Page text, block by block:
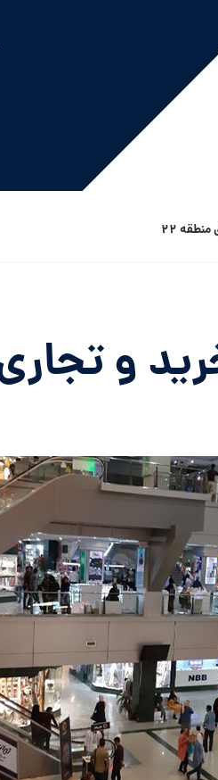
۲۲
و تجاری